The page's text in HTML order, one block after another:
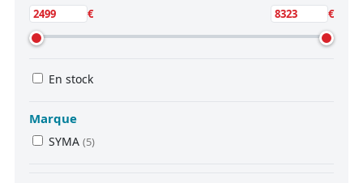
€ €
En stock
Marque
SYMA (5)